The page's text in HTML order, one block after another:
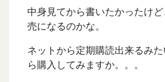
中身見てから書いたかったけ
売になるのかな。
ネットから定期購読出来るみ
ら購入してみますか。。。